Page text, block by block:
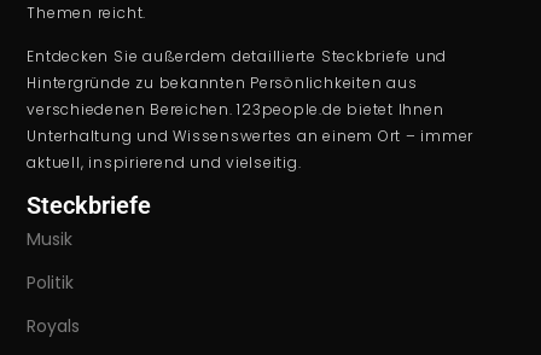
Themen reicht.
Entdecken Sie außerdem detaillierte Steckbriefe und
Hintergründe zu bekannten Persönlichkeiten aus
verschiedenen Bereichen. 123people.de bietet Ihnen
Unterhaltung und Wissenswertes an einem Ort – immer
aktuell, inspirierend und vielseitig.
Steckbriefe
Musik
Politik
Royals